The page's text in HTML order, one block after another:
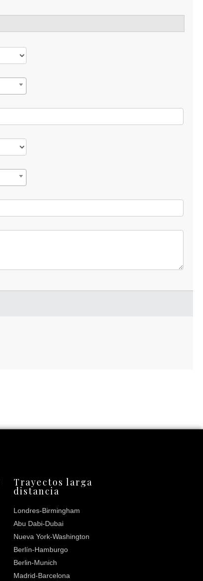
Trayectos larga
distancia
Londres-Birmingham
Abu Dabi-Dubai
Nueva York-Washington
Berlín-Hamburgo
Berlin-Munich
Madrid-Barcelona